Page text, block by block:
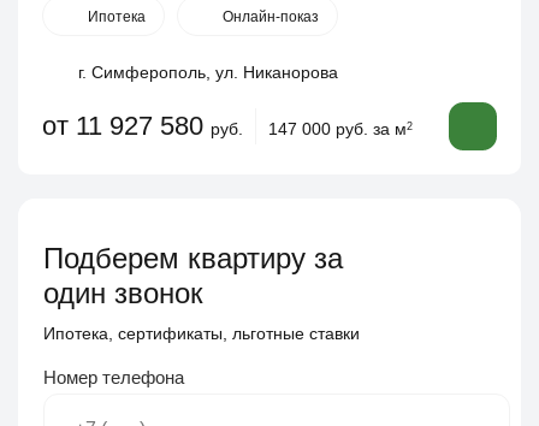
Ипотека Онлайн-показ
г. Симферополь, ул. Никанорова
от 11 927 580 руб. 147 000 руб. за м2
Подберем квартиру за
один звонок
Ипотека, сертификаты, льготные ставки
Номер телефона